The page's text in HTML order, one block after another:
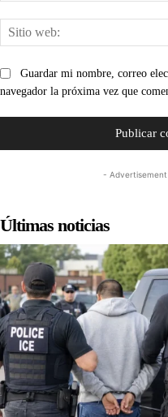
Guardar mi nombre, correo
navegador la próxima vez que
-
Últimas noticias